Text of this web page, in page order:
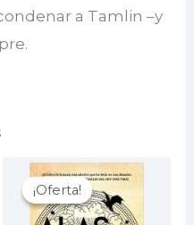
a Tamlin –y
¡Oferta!
¡Oferta!